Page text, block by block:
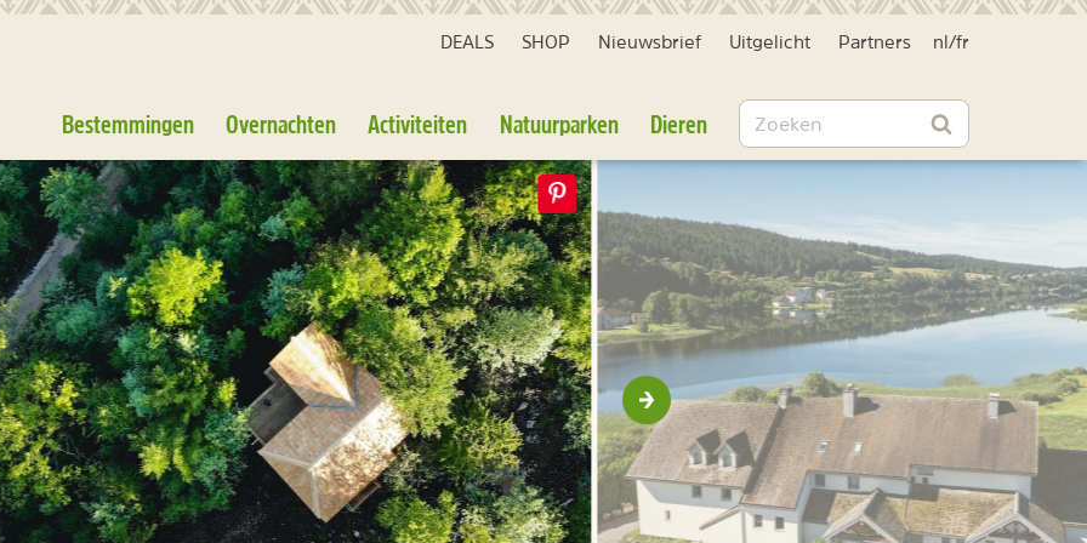
DEALS SHOP Nieuwsbrief Uitgelicht Partners nl /fr
Bestemmingen Overnachten Activiteiten Natuurparken Dieren Zoeken
Zoeken
Volgende